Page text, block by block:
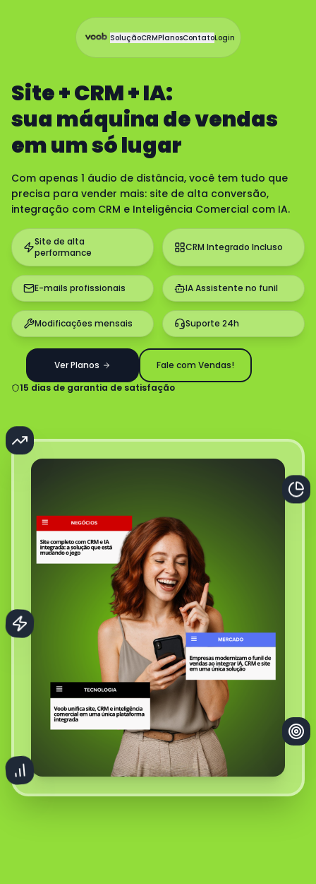
SoluçãoCRMPlanosContatoLogin
Site + CRM + IA:
sua máquina de vendas
em um só lugar
Com apenas 1 áudio de distância, você tem tudo que
precisa para vender mais: site de alta conversão,
integração com CRM e Inteligência Comercial com IA.
Site de alta
performance
CRM Integrado Incluso
E-mails profissionais IA Assistente no funil
Modificações mensais Suporte 24h
Ver Planos
Fale com Vendas!
15 dias de garantia de satisfação